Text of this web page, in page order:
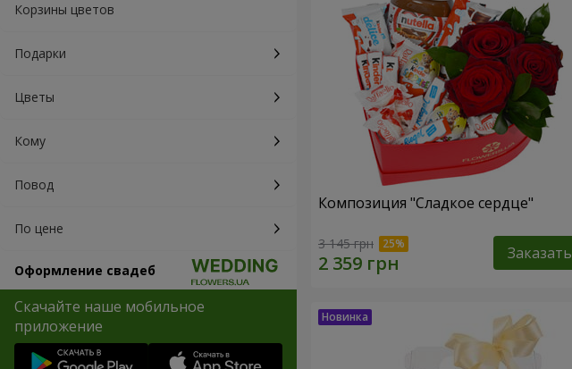
Корзины цветов
Подарки
Цветы
Кому
Повод
По цене
Оформление свадеб
Скачайте наше мобильное
приложение
Композиция "Сладкое сердце"
3 145 грн Заказать